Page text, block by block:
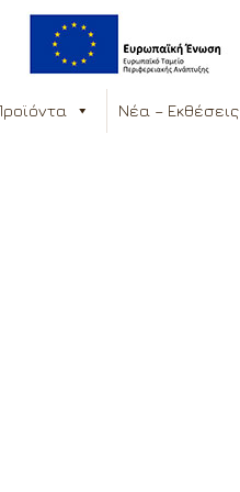
Νέα – Εκθέσεις